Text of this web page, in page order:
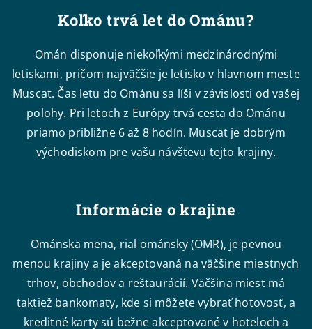
Koľko trvá let do Ománu?
Omán disponuje niekoľkými medzinárodnými
letiskami, pričom najväčšie je letisko v hlavnom meste
Muscat. Čas letu do Ománu sa líši v závislosti od vašej
polohy. Pri letoch z Európy trvá cesta do Ománu
priamo približne 6 až 8 hodín. Muscat je dobrým
východiskom pre vašu návštevu tejto krajiny.
Informácie o krajine
Ománska mena, rial ománsky (OMR), je pevnou
menou krajiny a je akceptovaná na väčšine miestnych
trhov, obchodov a reštaurácií. Väčšina miest má
taktiež bankomaty, kde si môžete vybrať hotovosť, a
kreditné karty sú bežne akceptované v hoteloch a